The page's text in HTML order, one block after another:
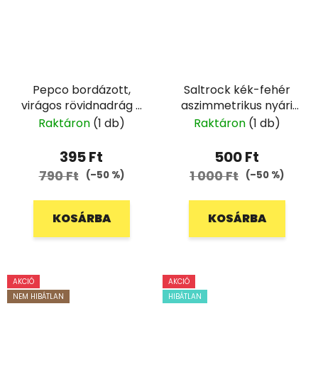
Pepco bordázott,
virágos rövidnadrág -
92
Raktáron (1 db)
395 Ft
790 Ft (–50 %)
KOSÁRBA
Saltrock kék-fehér
aszimmetrikus nyári
ruha - 158
Raktáron (1 db)
500 Ft
1 000 Ft (–50 %)
KOSÁRBA
AKCIÓ
NEM HIBÁTLAN
AKCIÓ
HIBÁTLAN